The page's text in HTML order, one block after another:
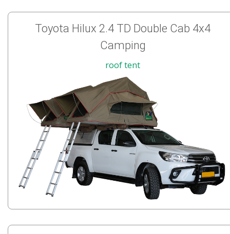
Toyota Hilux 2.4 TD Double Cab 4x4
Camping
roof tent